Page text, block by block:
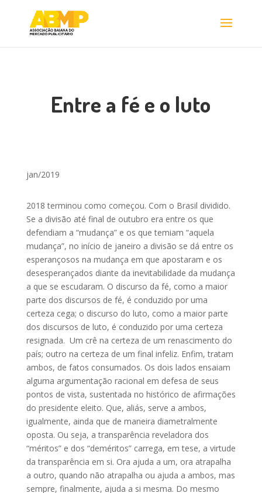
Entre a fé e o luto
jan/2019
2018 terminou como começou. Com o Brasil dividido.
Se a divisão até final de outubro era entre os que
defendiam a “mudança” e os que temiam “aquela
mudança”, no início de janeiro a divisão se dá entre os
esperançosos na mudança em que apostaram e os
desesperançados diante da inevitabilidade da mudança
a que se escudaram. O discurso da fé, como a maior
parte dos discursos de fé, é conduzido por uma
certeza cega; o discurso do luto, como a maior parte
dos discursos de luto, é conduzido por uma certeza
resignada. Um crê na certeza de um renascimento do
país; outro na certeza de um final infeliz. Enfim, tratam
ambos, de fatos consumados. Os dois lados ensaiam
alguma argumentação racional em defesa de seus
pontos de vista, sustentada no histórico de afirmações
do presidente eleito. Que, aliás, serve a ambos,
igualmente, ainda que de maneira diametralmente
oposta. Ou seja, a transparência reveladora dos
“méritos” e dos “deméritos” carrega, em tese, a virtude
da transparência em si. Ora ajuda a um, ora atrapalha
a outro, quando não atrapalha ou ajuda a ambos, mas
sempre, finalmente, ajuda a si mesma. Do mesmo